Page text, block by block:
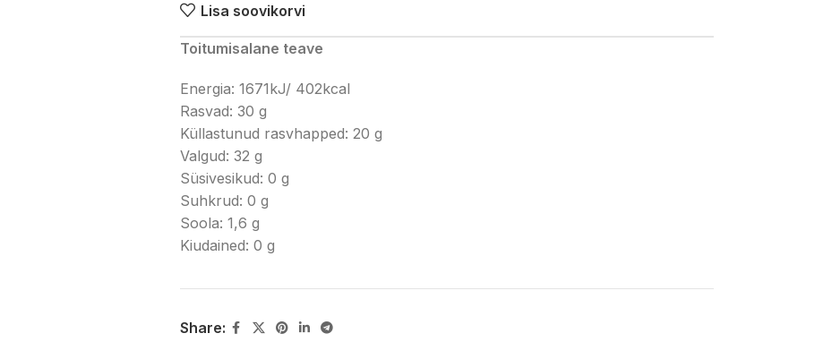
Lisa soovikorvi
Toitumisalane teave
Energia: 1671kJ/ 402kcal
Rasvad: 30 g
Küllastunud rasvhapped: 20 g
Valgud: 32 g
Süsivesikud: 0 g
Suhkrud: 0 g
Soola: 1,6 g
Kiudained: 0 g
Share: